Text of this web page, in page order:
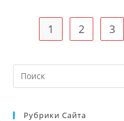
ПИ-
ПИ-
ПИТАНИЕ
1 2 3
Рубрики Сайта